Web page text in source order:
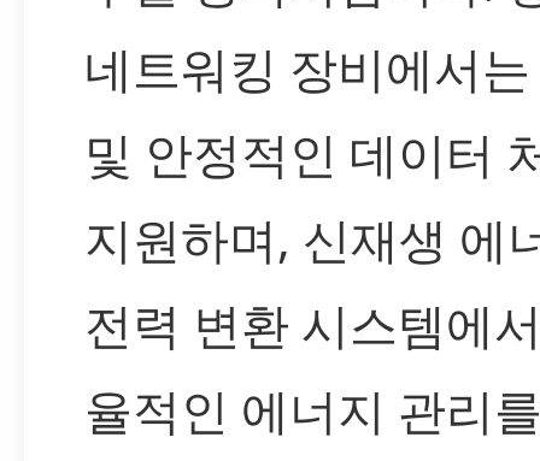
네트워킹 장비에서
및 안정적인 데이터
지원하며, 신재생 에
전력 변환 시스템에
율적인 에너지 관리